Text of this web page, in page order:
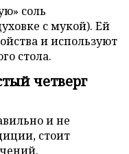
соль
с мукой). Ей
и используют
стола.
четверг
и не
стоит